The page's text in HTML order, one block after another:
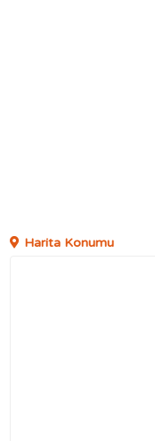
Harita Konumu